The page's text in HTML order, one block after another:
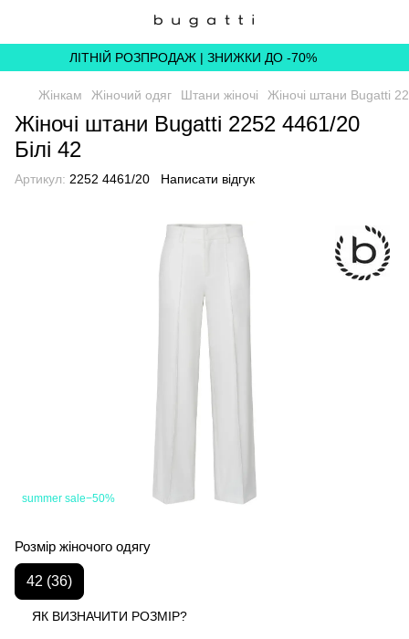
ЛІТНІЙ РОЗПРОДАЖ | ЗНИЖКИ ДО -70%
Жінкам Жіночий одяг Штани жіночі Жіночі штани Bugatti
Жіночі штани Bugatti 2252 4461/20
Білі 42
Артикул: 2252 4461/20 Написати відгук
summer sale−50%
Розмір жіночого одягу
42 (36)
ЯК ВИЗНАЧИТИ РОЗМІР?